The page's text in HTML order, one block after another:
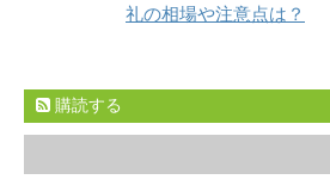
礼の相場や注意点は？
購読する